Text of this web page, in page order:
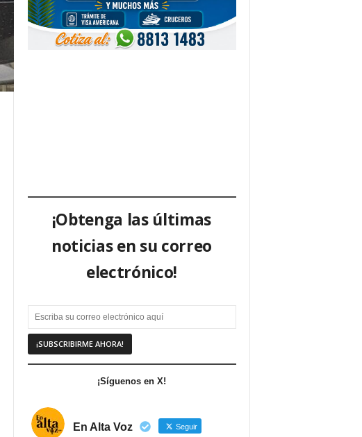
¡Obtenga las últimas
noticias en su correo
electrónico!
¡Síguenos en X!
En Alta Voz Seguir